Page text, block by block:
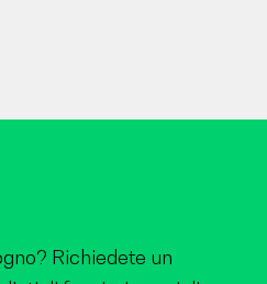
Richiedete un